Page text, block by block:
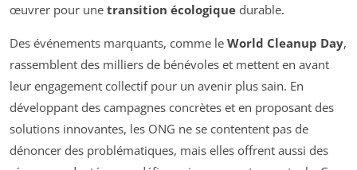
œuvrer pour une transition écologique durable.
Des événements marquants, comme le World Cleanup Day,
rassemblent des milliers de bénévoles et mettent en avant
leur engagement collectif pour un avenir plus sain. En
développant des campagnes concrètes et en proposant des
solutions innovantes, les ONG ne se contentent pas de
dénoncer des problématiques, mais elles offrent aussi des